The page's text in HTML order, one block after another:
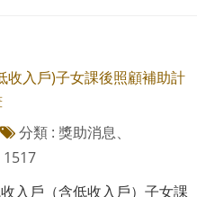
收入戶)子女課後照顧補助計
分類 : 獎助消息、
1517
入戶（含低收入戶）子女課